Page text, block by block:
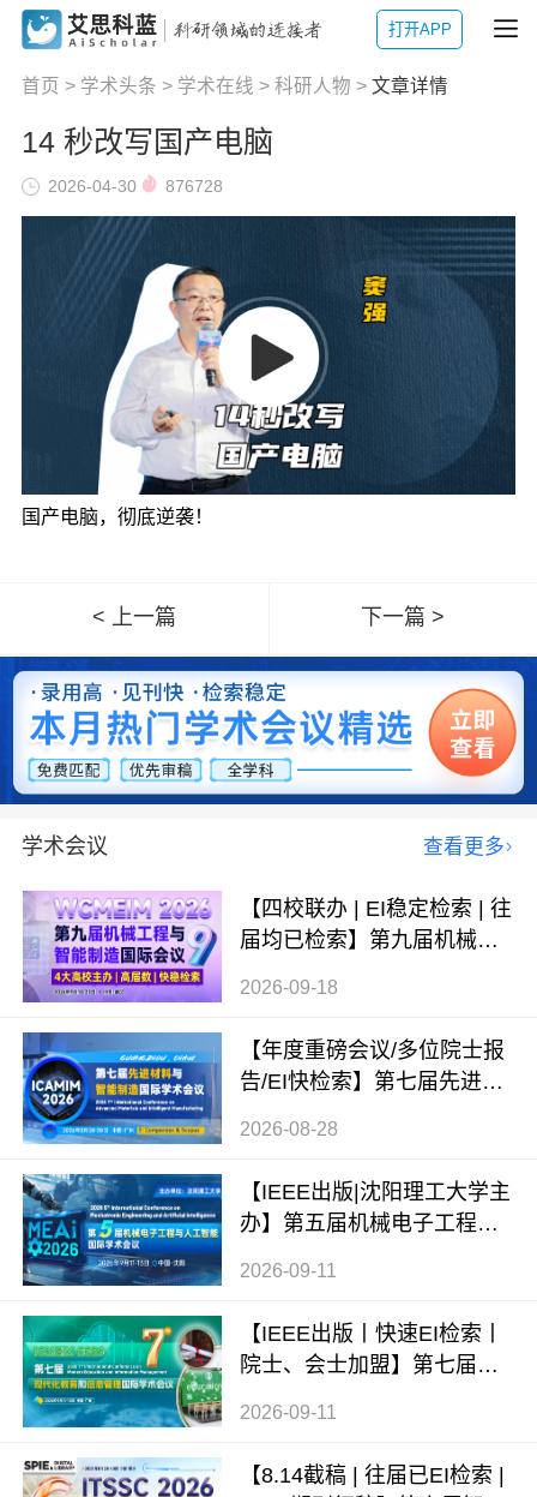
打开APP
首页 > 学术头条 > 学术在线 > 科研人物 > 文章详情
14 秒改写国产电脑
2026-04-30 876728
国产电脑，彻底逆袭！
< 上一篇 下一篇 >
学术会议 查看更多
【四校联办 | EI稳定检索 | 往
届均已检索】第九届机械工
MEIM 2026）
2026-09-18
【年度重磅会议/多位院士报
告/EI快检索】第七届先进材
（ICAMIM 2026）
2026-08-28
【IEEE出版|沈阳理工大学主
办】第五届机械电子工程与
AI 2026）
2026-09-11
【IEEE出版丨快速EI检索丨
院士、会士加盟】第七届现
术会议 (ICMEIM 2026)
2026-09-11
【8.14截稿 | 往届已EI检索 |